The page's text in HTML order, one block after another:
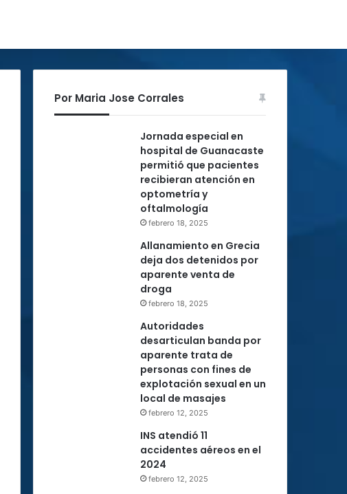
Por Maria Jose Corrales
Jornada especial en
hospital de Guanacaste
permitió que pacientes
recibieran atención en
optometría y
oftalmología
febrero 18, 2025
Allanamiento en Grecia
deja dos detenidos por
aparente venta de
droga
febrero 18, 2025
Autoridades
desarticulan banda por
aparente trata de
personas con fines de
explotación sexual en un
local de masajes
febrero 12, 2025
INS atendió 11
accidentes aéreos en el
2024
febrero 12, 2025